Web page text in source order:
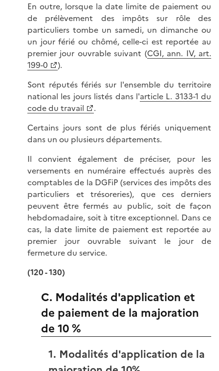
En outre, lorsque la date limite de paiement ou
de prélèvement des impôts sur rôle des
particuliers tombe un samedi, un dimanche ou
un jour férié ou chômé, celle-ci est reportée au
premier jour ouvrable suivant (CGI, ann. IV, art.
199-0
).
Sont réputés fériés sur l'ensemble du territoire
national les jours listés dans l'article L. 3133-1 du
code du travail
.
Certains jours sont de plus fériés uniquement
dans un ou plusieurs départements.
Il convient également de préciser, pour les
versements en numéraire effectués auprès des
comptables de la DGFiP (services des impôts des
particuliers et trésoreries), que ces derniers
peuvent être fermés au public, soit de façon
hebdomadaire, soit à titre exceptionnel. Dans ce
cas, la date limite de paiement est reportée au
premier jour ouvrable suivant le jour de
fermeture du service.
(120 - 130)
C. Modalités d'application et
de paiement de la majoration
de 10 %
1. Modalités d'application de la